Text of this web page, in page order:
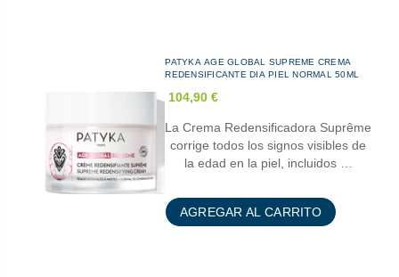
PATYKA AGE GLOBAL SUPREME CREMA
REDENSIFICANTE DIA PIEL NORMAL 50ML
104,90 €
La Crema Redensificadora Suprême
corrige todos los signos visibles de
la edad en la piel, incluidos …
AGREGAR AL CARRITO